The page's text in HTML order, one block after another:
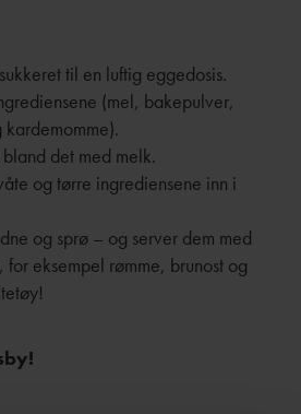
til en luftig eggedosis.
(mel, bakepulver,
det med melk.
og tørre ingrediensene inn i
og sprø – og server dem med
for eksempel rømme, brunost og